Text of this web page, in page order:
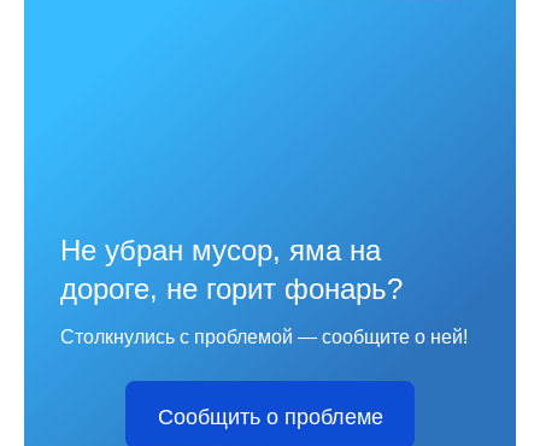
Не убран мусор, яма на
дороге, не горит фонарь?
Столкнулись с проблемой — сообщите о ней!
Сообщить о проблеме